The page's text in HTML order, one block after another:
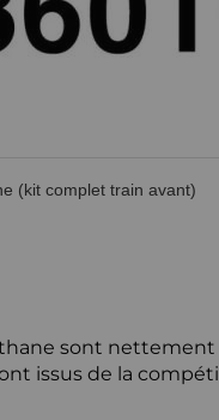
(kit complet train avant)
sont
issus de la